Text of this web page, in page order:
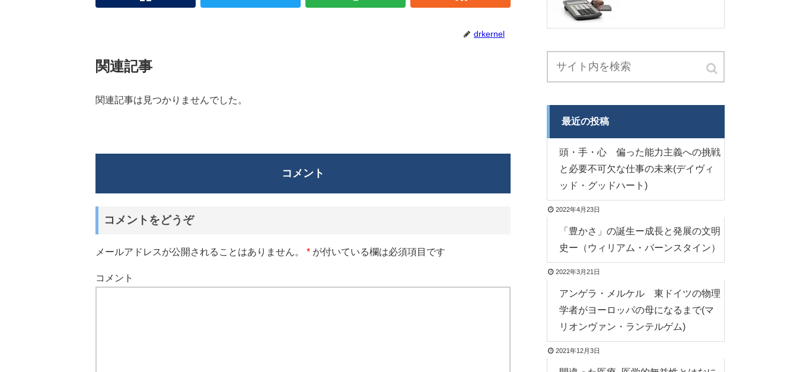
drkernel
関連記事
関連記事は見つかりませんでした。
コメント
コメントをどうぞ
メールアドレスが公開されることはありません。 * が付いている欄は必須項目です
コメント
最近の投稿
頭・手・心 偏った能力主義への挑戦
と必要不可欠な仕事の未来(デイヴィ
ッド・グッドハート)
2022年4月23日
「豊かさ」の誕生ー成長と発展の文明
史ー（ウィリアム・バーンスタイン）
2022年3月21日
アンゲラ・メルケル 東ドイツの物理
学者がヨーロッパの母になるまで(マ
リオンヴァン・ランテルゲム)
2021年12月3日